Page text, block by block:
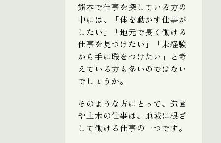
熊本で仕事を探している方の
中には、「体を動かす仕事が
したい」「地元で長く働ける
仕事を見つけたい」「未経験
から手に職をつけたい」と考
えている方も多いのではない
でしょうか。
そのような方にとって、造園
や土木の仕事は、地域に根ざ
して働ける仕事の一つです。